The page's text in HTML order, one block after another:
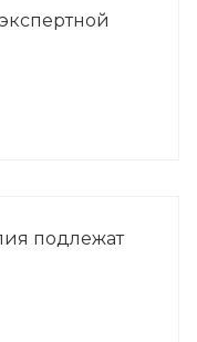
подлежат